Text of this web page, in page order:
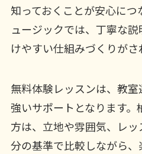
知っておくことが安心につ
ュージックでは、丁寧な
けやすい仕組みづくりがさ
無料体験レッスンは、教
強いサポートとなります
方は、立地や雰囲気、レ
分の基準で比較しながら